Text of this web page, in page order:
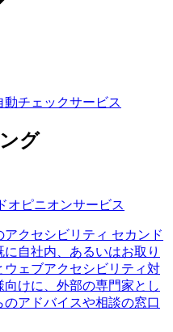
チェックサービス
グ
オピニオンサービス
クセシビリティ セカンド
自社内、あるいはお取り
ェブアクセシビリティ対
けに、外部の専門家とし
アドバイスや相談の窓口